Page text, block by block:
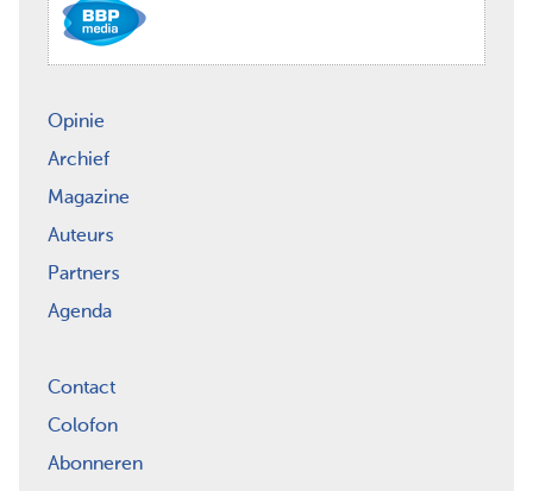
Opinie
Archief
Magazine
Auteurs
Partners
Agenda
Contact
Colofon
Abonneren